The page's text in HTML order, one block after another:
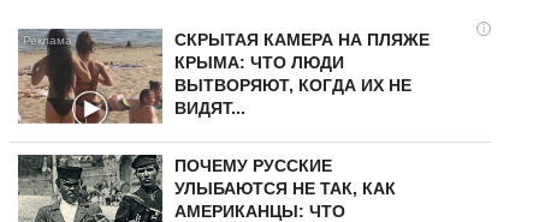
i
СКРЫТАЯ КАМЕРА НА ПЛЯЖЕ
КРЫМА: ЧТО ЛЮДИ
ВЫТВОРЯЮТ, КОГДА ИХ НЕ
ВИДЯТ...
ПОЧЕМУ РУССКИЕ
УЛЫБАЮТСЯ НЕ ТАК, КАК
АМЕРИКАНЦЫ: ЧТО